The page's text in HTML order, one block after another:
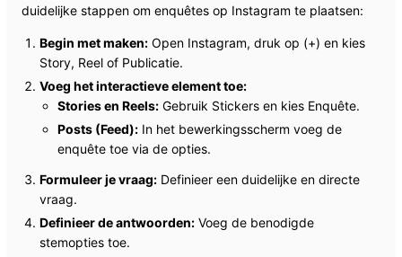
duidelijke stappen om enquêtes op Instagram te plaatsen:
Begin met maken: Open Instagram, druk op (+) en kies
Story, Reel of Publicatie.
Voeg het interactieve element toe:
Stories en Reels: Gebruik Stickers en kies Enquête.
Posts (Feed): In het bewerkingsscherm voeg de
enquête toe via de opties.
Formuleer je vraag: Definieer een duidelijke en directe
vraag.
Definieer de antwoorden: Voeg de benodigde
stemopties toe.